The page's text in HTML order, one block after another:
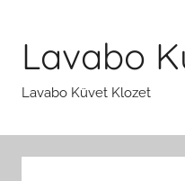
Lavabo
Lavabo Küvet Klozet